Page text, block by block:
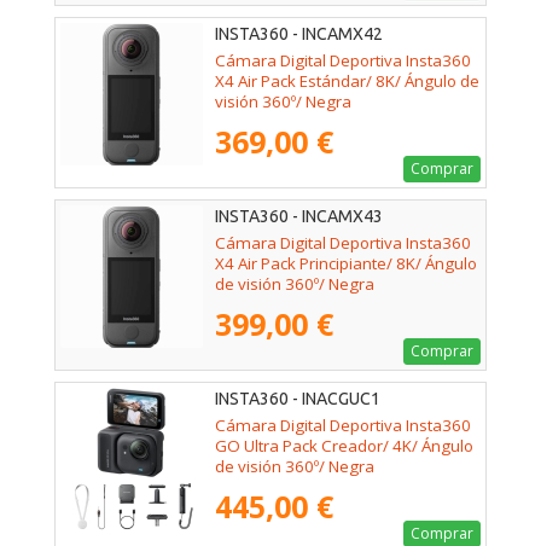
INSTA360 - INCAMX42
Cámara Digital Deportiva Insta360
X4 Air Pack Estándar/ 8K/ Ángulo de
visión 360º/ Negra
369,00 €
Comprar
INSTA360 - INCAMX43
Cámara Digital Deportiva Insta360
X4 Air Pack Principiante/ 8K/ Ángulo
de visión 360º/ Negra
399,00 €
Comprar
INSTA360 - INACGUC1
Cámara Digital Deportiva Insta360
GO Ultra Pack Creador/ 4K/ Ángulo
de visión 360º/ Negra
445,00 €
Comprar